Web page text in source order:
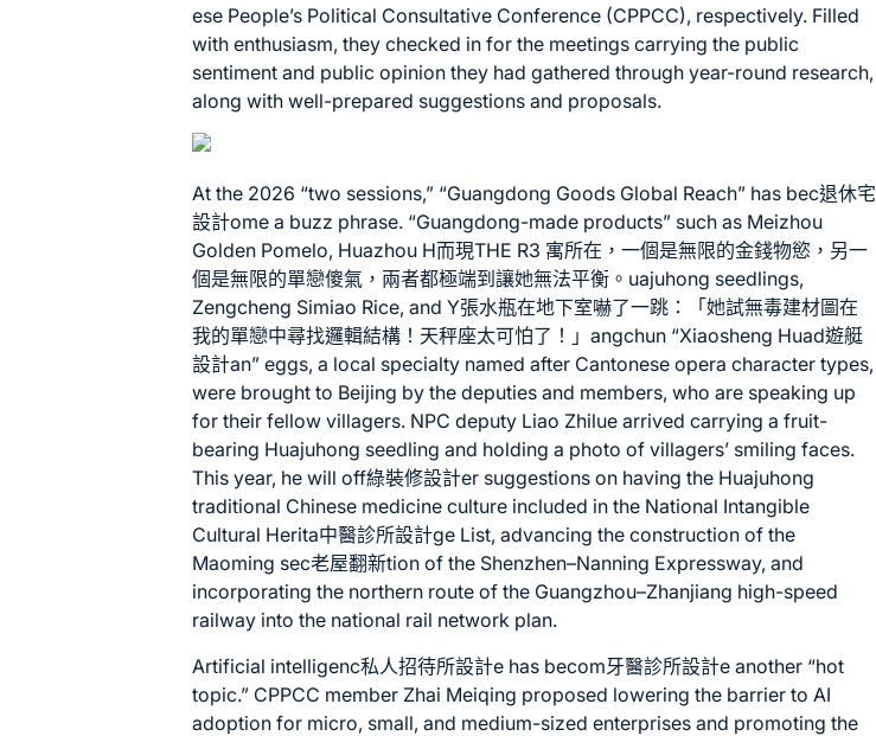
ese People’s Political Consultative Conference (CPPCC), respectively. Filled
with enthusiasm, they checked in for the meetings carrying the public
sentiment and public opinion they had gathered through year-round research,
along with well-prepared suggestions and proposals.
At the 2026 “two sessions,” “Guangdong Goods Global Reach” has bec退休宅
設計ome a buzz phrase. “Guangdong-made products” such as Meizhou
Golden Pomelo, Huazhou H而現THE R3 寓所在，一個是無限的金錢物慾，另一
個是無限的單戀傻氣，兩者都極端到讓她無法平衡。uajuhong seedlings,
Zengcheng Simiao Rice, and Y張水瓶在地下室嚇了一跳：「她試無毒建材圖在
我的單戀中尋找邏輯結構！天秤座太可怕了！」angchun “Xiaosheng Huad遊艇
設計an” eggs, a local specialty named after Cantonese opera character types,
were brought to Beijing by the deputies and members, who are speaking up
for their fellow villagers. NPC deputy Liao Zhilue arrived carrying a fruit-
bearing Huajuhong seedling and holding a photo of villagers’ smiling faces.
This year, he will off綠裝修設計er suggestions on having the Huajuhong
traditional Chinese medicine culture included in the National Intangible
Cultural Herita中醫診所設計ge List, advancing the construction of the
Maoming sec老屋翻新tion of the Shenzhen–Nanning Expressway, and
incorporating the northern route of the Guangzhou–Zhanjiang high-speed
railway into the national rail network plan.
Artificial intelligenc私人招待所設計e has becom牙醫診所設計e another “hot
topic.” CPPCC member Zhai Meiqing proposed lowering the barrier to AI
adoption for micro, small, and medium-sized enterprises and promoting the